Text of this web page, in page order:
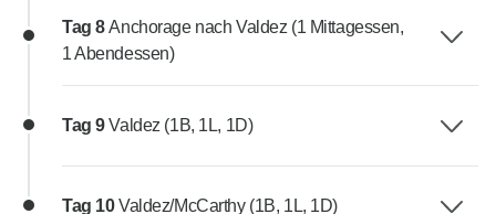
Tag 8Anchorage nach Valdez (1 Mittagessen,
1 Abendessen)
Tag 9Valdez (1B, 1L, 1D)
Tag 10Valdez/McCarthy (1B, 1L, 1D)